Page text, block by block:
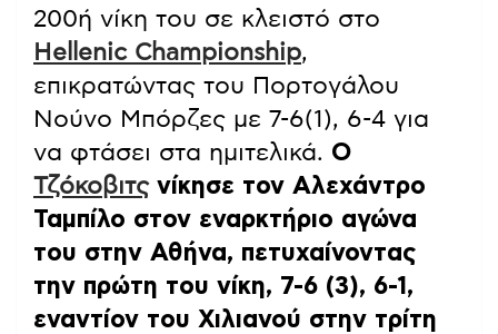
200ή νίκη του σε κλειστό στο
Hellenic Championship,
επικρατώντας του Πορτογάλου
Νούνο Μπόρζες με 7-6(1), 6-4 για
να φτάσει στα ημιτελικά. Ο
Τζόκοβιτςνίκησε τον Αλεχάντρο
Ταμπίλο στον εναρκτήριο αγώνα
του στην Αθήνα, πετυχαίνοντας
την πρώτη του νίκη, 7-6 (3), 6-1,
εναντίον του Χιλιανού στην τρίτη